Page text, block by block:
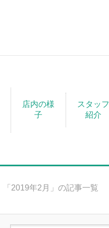
店内の様
子
スタッフ
紹介
「2019年2月」の記事一覧